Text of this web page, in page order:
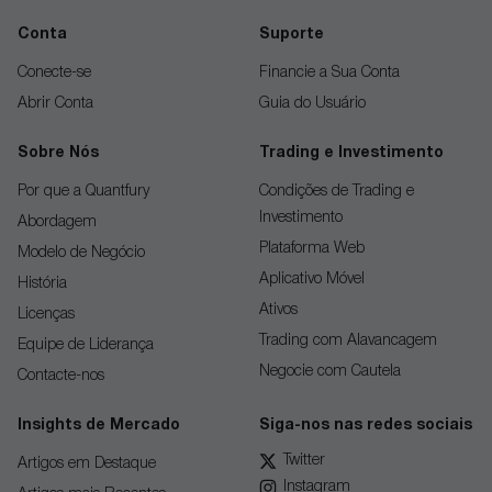
Conta
Conecte-se
Abrir Conta
Suporte
Financie a Sua Conta
Guia do Usuário
Sobre Nós
Por que a Quantfury
Abordagem
Modelo de Negócio
História
Licenças
Equipe de Liderança
Contacte-nos
Trading e Investimento
Condições de Trading e
Investimento
Plataforma Web
Aplicativo Móvel
Ativos
Trading com Alavancagem
Negocie com Cautela
Insights de Mercado
Artigos em Destaque
Siga-nos nas redes sociais
Twitter
Instagram